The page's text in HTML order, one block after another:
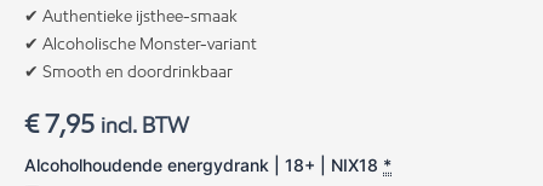
✔ Authentieke ijsthee-smaak
✔ Alcoholische Monster-variant
✔ Smooth en doordrinkbaar
€7,95 incl. BTW
Alcoholhoudende energydrank | 18+ | NIX18 *